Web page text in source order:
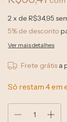
2x de R$34,95
5% de desconto
Ver mais detalhes
Frete grátis a
Só restam 4em